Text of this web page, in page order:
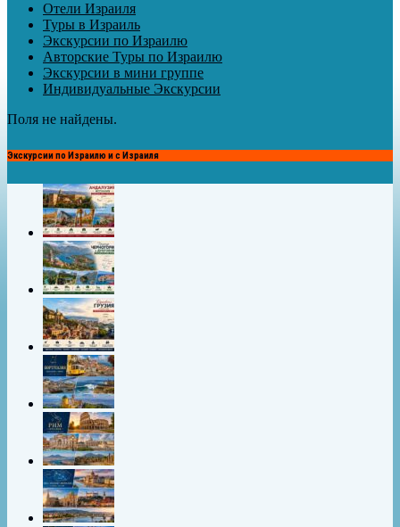
Отели Израиля
Туры в Израиль
Экскурсии по Израилю
Авторские Туры по Израилю
Экскурсии в мини группе
Индивидуальные Экскурсии
Поля не найдены.
Экскурсии по Израилю и с Израиля